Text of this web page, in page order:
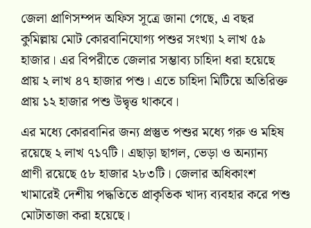
জেলা প্রাণিসম্পদ অফিস সূত্রে জানা গেছে, এ বছর
কুমিল্লায় মোট কোরবানিযোগ্য পশুর সংখ্যা ২ লাখ ৫৯
হাজার। এর বিপরীতে জেলার সম্ভাব্য চাহিদা ধরা হয়েছে
প্রায় ২ লাখ ৪৭ হাজার পশু। এতে চাহিদা মিটিয়ে অতিরিক্ত
প্রায় ১২ হাজার পশু উদ্বৃত্ত থাকবে।
এর মধ্যে কোরবানির জন্য প্রস্তুত পশুর মধ্যে গরু ও মহিষ
রয়েছে ২ লাখ ৭১৭টি। এছাড়া ছাগল, ভেড়া ও অন্যান্য
প্রাণী রয়েছে ৫৮ হাজার ২৮৩টি। জেলার অধিকাংশ
খামারেই দেশীয় পদ্ধতিতে প্রাকৃতিক খাদ্য ব্যবহার করে পশু
মোটাতাজা করা হয়েছে।